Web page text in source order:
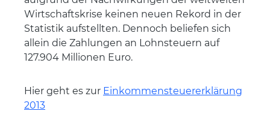
Wirtschaftskrise keinen neuen Rekord in der
Statistik aufstellten. Dennoch beliefen sich
allein die Zahlungen an Lohnsteuern auf
127.904 Millionen Euro.
Hier geht es zur Einkommensteuererklärung
2013